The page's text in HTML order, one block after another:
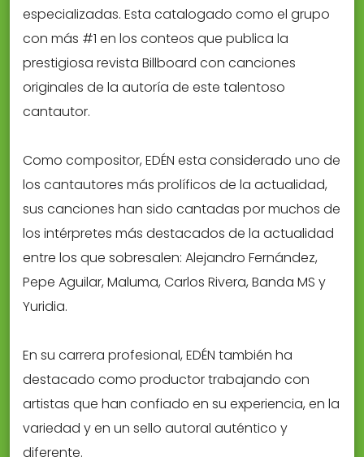
especializadas. Esta catalogado como el grupo
con más #1 en los conteos que publica la
prestigiosa revista Billboard con canciones
originales de la autoría de este talentoso
cantautor.
Como compositor, EDÉN esta considerado uno de
los cantautores más prolíficos de la actualidad,
sus canciones han sido cantadas por muchos de
los intérpretes más destacados de la actualidad
entre los que sobresalen: Alejandro Fernández,
Pepe Aguilar, Maluma, Carlos Rivera, Banda MS y
Yuridia.
En su carrera profesional, EDÉN también ha
destacado como productor trabajando con
artistas que han confiado en su experiencia, en la
variedad y en un sello autoral auténtico y
diferente.